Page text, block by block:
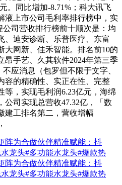
。同比增加-8.71%；科大讯飞
液上市公司毛利率排行榜中，实
司营收排行榜前十顺次是：均
、迪安诊断、乐普医疗、东富
大网新、佳禾智能。排名前10的
昂手艺、久其软件2024年第三季
应消息（包罗但不限于文字、
容的精确性、实正在性、完整
等，实现毛利润6.23亿元，海绵
司实现总营收47.32亿，「数
建工排名第二，营收增幅
阵为合做伙伴精准赋能：抖
龙头#多功能水龙头#爆款热
阵为合做伙伴精准赋能：抖
龙头#多功能水龙头#爆款热